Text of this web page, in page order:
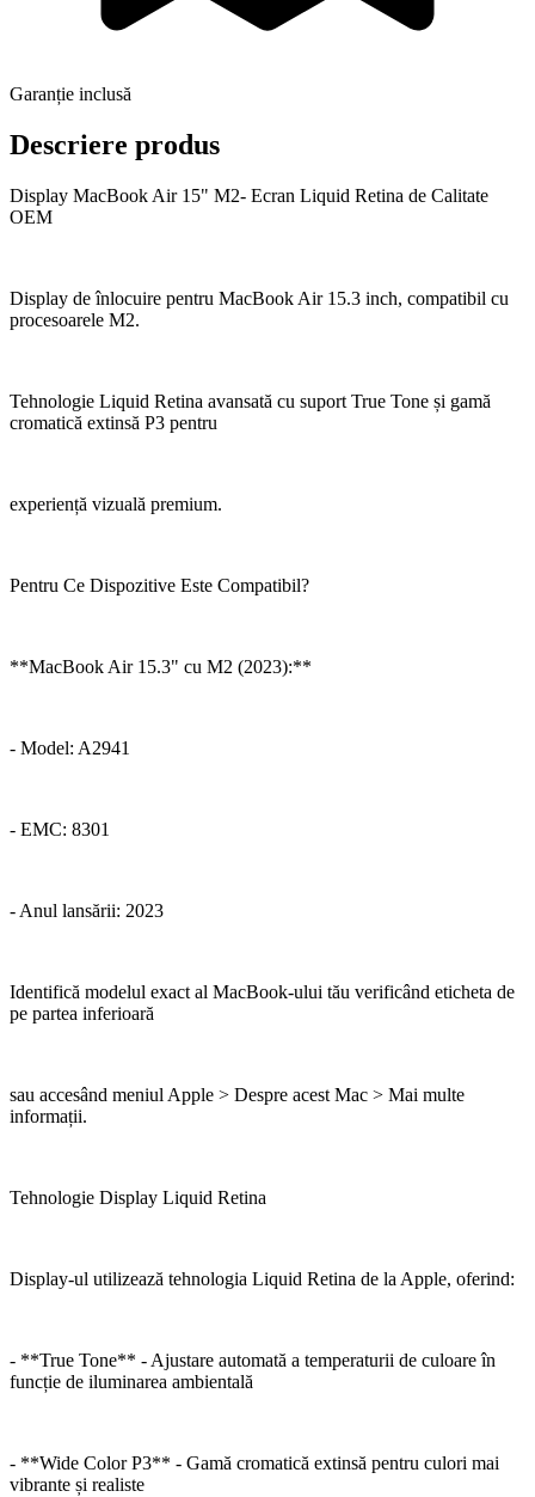
Garanție inclusă
Descriere produs
Display MacBook Air 15" M2- Ecran Liquid Retina de Calitate
OEM
Display de înlocuire pentru MacBook Air 15.3 inch, compatibil cu
procesoarele M2.
Tehnologie Liquid Retina avansată cu suport True Tone și gamă
cromatică extinsă P3 pentru
experiență vizuală premium.
Pentru Ce Dispozitive Este Compatibil?
**MacBook Air 15.3" cu M2 (2023):**
- Model: A2941
- EMC: 8301
- Anul lansării: 2023
Identifică modelul exact al MacBook-ului tău verificând eticheta de
pe partea inferioară
sau accesând meniul Apple > Despre acest Mac > Mai multe
informații.
Tehnologie Display Liquid Retina
Display-ul utilizează tehnologia Liquid Retina de la Apple, oferind:
- **True Tone** - Ajustare automată a temperaturii de culoare în
funcție de iluminarea ambientală
- **Wide Color P3** - Gamă cromatică extinsă pentru culori mai
vibrante și realiste